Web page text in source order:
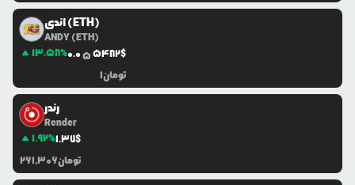
اندی (ETH)
ANDY (ETH)
13.58%0.055482$
1تومان
رندر
Render
1.92%1.37$
261,306تومان